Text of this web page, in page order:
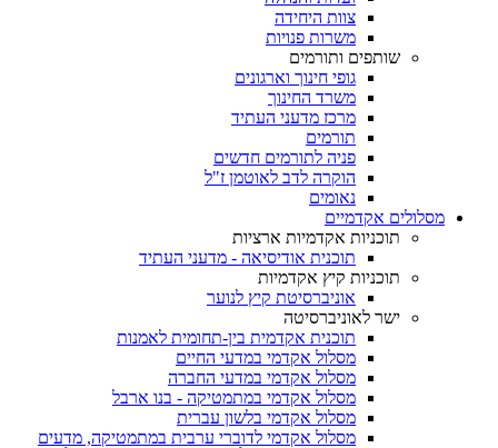
צוות היחידה
משרות פנויות
שותפים ותורמים
גופי חינוך וארגונים
משרד החינוך
מרכז מדעני העתיד
תורמים
פניה לתורמים חדשים
הוקרה לדב לאוטמן ז"ל
נאומים
מסלולים אקדמיים
תוכניות אקדמיות ארציות
תוכנית אודיסיאה - מדעני העתיד
תוכניות קיץ אקדמיות
אוניברסיטת קיץ לנוער
ישר לאוניברסיטה
תוכנית אקדמית בין-תחומית לאמנות
מסלול אקדמי במדעי החיים
מסלול אקדמי במדעי החברה
מסלול אקדמי במתמטיקה - בנו ארבל
מסלול אקדמי בלשון עברית
מסלול אקדמי לדוברי ערבית במתמטיקה, מדעים